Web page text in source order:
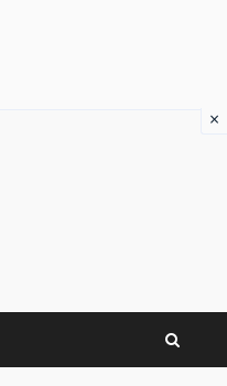
×